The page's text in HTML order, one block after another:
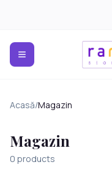
Acasă/Magazin
Magazin
0 products